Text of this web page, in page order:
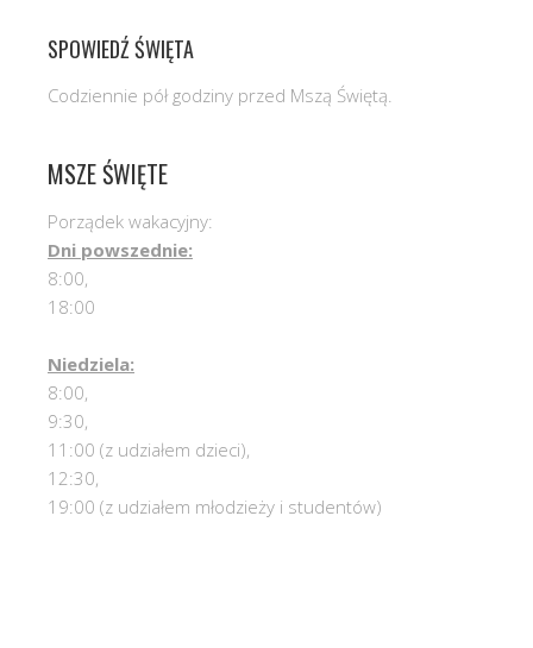
SPOWIEDŹ ŚWIĘTA
Codziennie pół godziny przed Mszą Świętą.
MSZE ŚWIĘTE
Porządek wakacyjny:
Dni powszednie:
8:00,
18:00
Niedziela:
8:00,
9:30,
11:00 (z udziałem dzieci),
12:30,
19:00 (z udziałem młodzieży i studentów)